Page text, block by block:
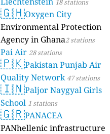
18 stations
🇬🇭Oxygen City
Environmental Protection
Agency in Ghana2 stations
Pai Air 28 stations
🇵🇰Pakistan Punjab Air
Quality Network 47 stations
🇮🇳Paljor Naygyal Girls
School 1 stations
🇬🇷PANACEA
PANhellenic infrastructure